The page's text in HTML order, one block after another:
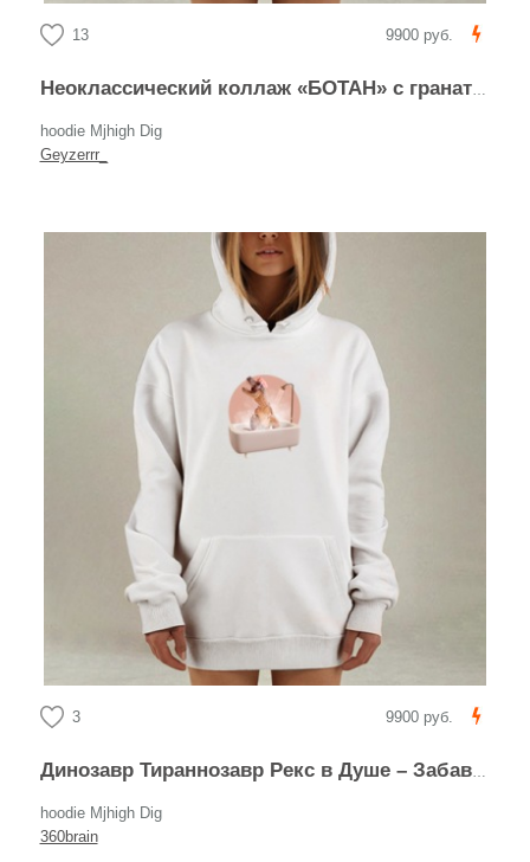
13 9900 руб.
Неоклассический коллаж «БОТАН» с гранатом и лимоном
hoodie Mjhigh Dig
Geyzerrr_
3 9900 руб.
Динозавр Тираннозавр Рекс в Душе – Забавный Коллаж
hoodie Mjhigh Dig
360brain